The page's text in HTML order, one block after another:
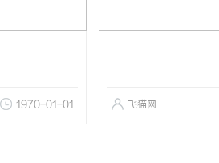
1970-01-01 飞猫网